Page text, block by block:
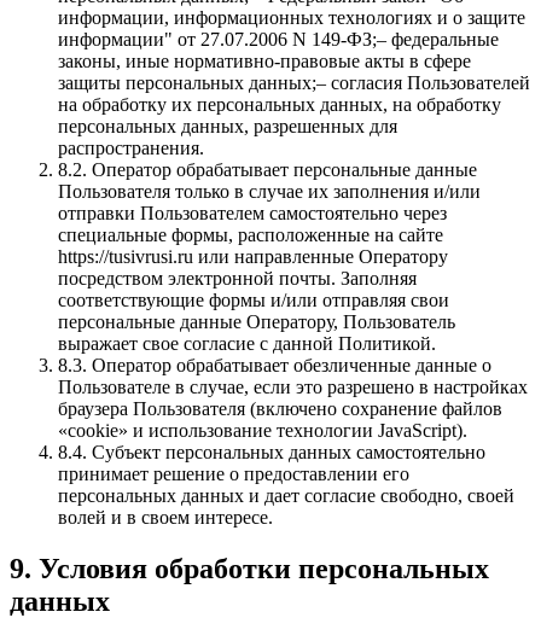
информации, информационных технологиях и о защите
информации" от 27.07.2006 N 149-ФЗ;– федеральные
законы, иные нормативно-правовые акты в сфере
защиты персональных данных;– согласия Пользователей
на обработку их персональных данных, на обработку
персональных данных, разрешенных для
распространения.
8.2. Оператор обрабатывает персональные данные
Пользователя только в случае их заполнения и/или
отправки Пользователем самостоятельно через
специальные формы, расположенные на сайте
https://tusivrusi.ru или направленные Оператору
посредством электронной почты. Заполняя
соответствующие формы и/или отправляя свои
персональные данные Оператору, Пользователь
выражает свое согласие с данной Политикой.
8.3. Оператор обрабатывает обезличенные данные о
Пользователе в случае, если это разрешено в настройках
браузера Пользователя (включено сохранение файлов
«cookie» и использование технологии JavaScript).
8.4. Субъект персональных данных самостоятельно
принимает решение о предоставлении его
персональных данных и дает согласие свободно, своей
волей и в своем интересе.
9. Условия обработки персональных
данных